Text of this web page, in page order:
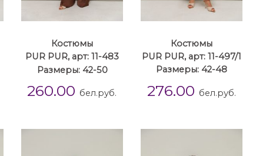
Костюмы
PUR PUR, арт: 11-483
Размеры: 42-50
260.00 бел.руб.
Костюмы
PUR PUR, арт: 11-497/1
Размеры: 42-48
276.00 бел.руб.